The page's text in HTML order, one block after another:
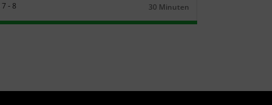
7 ‐ 8
Dauer:
30 Minuten